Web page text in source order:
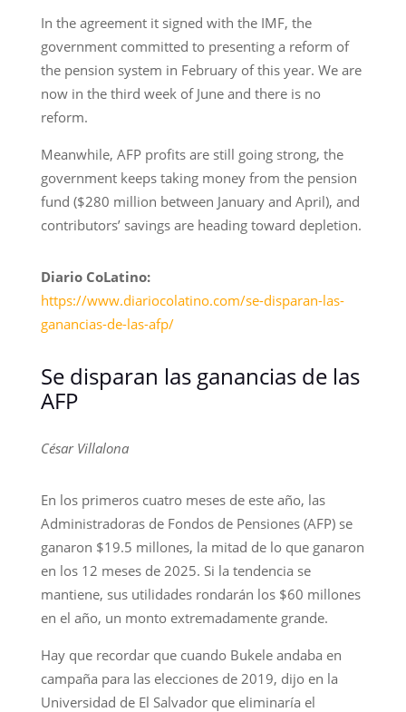
In the agreement it signed with the IMF, the
government committed to presenting a reform of
the pension system in February of this year. We are
now in the third week of June and there is no
reform.
Meanwhile, AFP profits are still going strong, the
government keeps taking money from the pension
fund ($280 million between January and April), and
contributors’ savings are heading toward depletion.
Diario CoLatino:
https://www.diariocolatino.com/se-disparan-las-
ganancias-de-las-afp/
Se disparan las ganancias de las
AFP
César Villalona
En los primeros cuatro meses de este año, las
Administradoras de Fondos de Pensiones (AFP) se
ganaron $19.5 millones, la mitad de lo que ganaron
en los 12 meses de 2025. Si la tendencia se
mantiene, sus utilidades rondarán los $60 millones
en el año, un monto extremadamente grande.
Hay que recordar que cuando Bukele andaba en
campaña para las elecciones de 2019, dijo en la
Universidad de El Salvador que eliminaría el